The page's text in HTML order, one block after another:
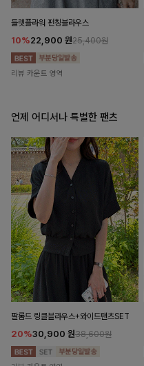
들렛플라워 펀칭블라우스
10%22,900 원25,400원
리뷰 카운트 영역
언제 어디서나 특별한 팬츠
팔롬드 링클블라우스+와이드팬츠SET
20%30,900 원38,600원